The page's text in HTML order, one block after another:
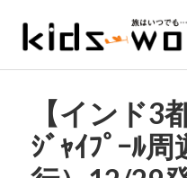
【インド3
ｼﾞｬｲﾌﾟｰﾙ